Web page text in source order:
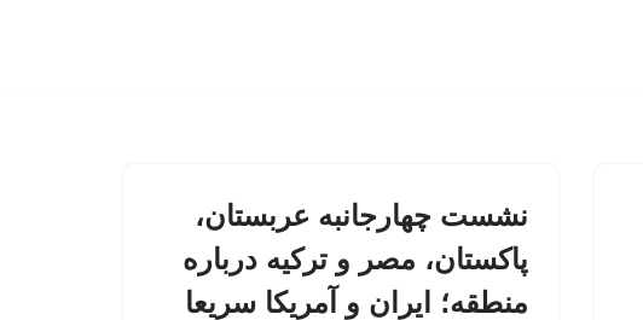
نشست چهارجانبه عربستان،
پاکستان، مصر و ترکیه درباره
منطقه؛ ایران و آمریکا سریعا